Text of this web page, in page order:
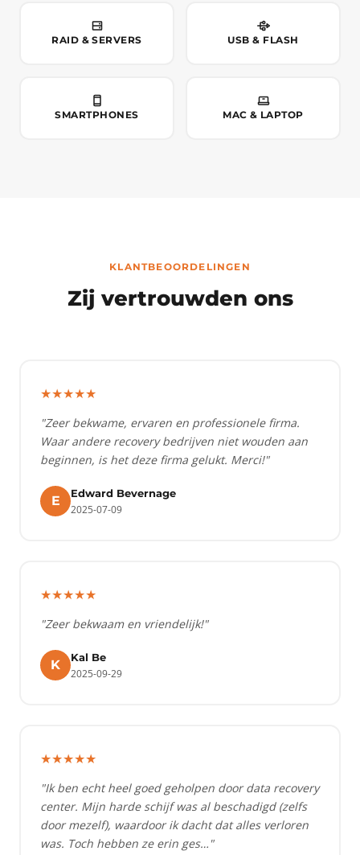
RAID & SERVERS USB & FLASH
SMARTPHONES MAC & LAPTOP
KLANTBEOORDELINGEN
Zij vertrouwden ons
★★★★★
"Zeer bekwame, ervaren en professionele firma.
Waar andere recovery bedrijven niet wouden aan
beginnen, is het deze firma gelukt. Merci!"
E
Edward Bevernage
2025-07-09
★★★★★
"Zeer bekwaam en vriendelijk!"
K
Kal Be
2025-09-29
★★★★★
"Ik ben echt heel goed geholpen door data recovery
center. Mijn harde schijf was al beschadigd (zelfs
door mezelf), waardoor ik dacht dat alles verloren
was. Toch hebben ze erin ges…"